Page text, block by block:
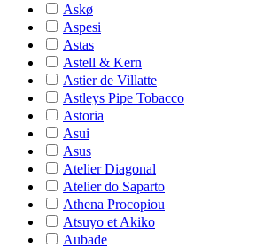
Askø
Aspesi
Astas
Astell & Kern
Astier de Villatte
Astleys Pipe Tobacco
Astoria
Asui
Asus
Atelier Diagonal
Atelier do Saparto
Athena Procopiou
Atsuyo et Akiko
Aubade